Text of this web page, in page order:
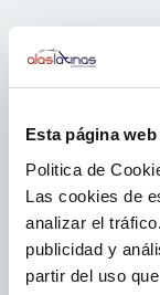
Esta página
Politica de
Las cookies de
analizar el
publicidad y
partir del uso